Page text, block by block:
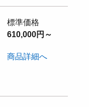
標準価格
610,000円～
商品詳細へ